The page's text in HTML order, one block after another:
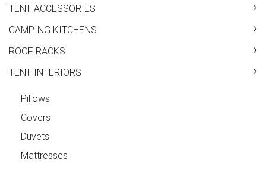
TENT ACCESSORIES
CAMPING KITCHENS
ROOF RACKS
TENT INTERIORS
Pillows
Covers
Duvets
Mattresses